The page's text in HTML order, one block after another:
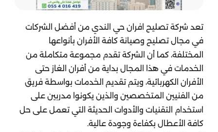
تعد شركة تصليح افران حي الندي من أفضل الشركات
في مجال تصليح وصيانة كافة الأفران بأنواعها
المختلفة، كما أن الشركة تقدم مجموعة متكاملة من
الخدمات في هذا المجال بداية من أفران الغاز حتى
الأفران الكهربائية، ويتم تقديم الخدمات بواسطة فريق
من الفنيين المتخصصين والذين يكونوا مدربين على
استخدام التقنيات والأدوات الحديثة التي تعمل على حل
كافة الأعطال بكفاءة وجودة عالية.